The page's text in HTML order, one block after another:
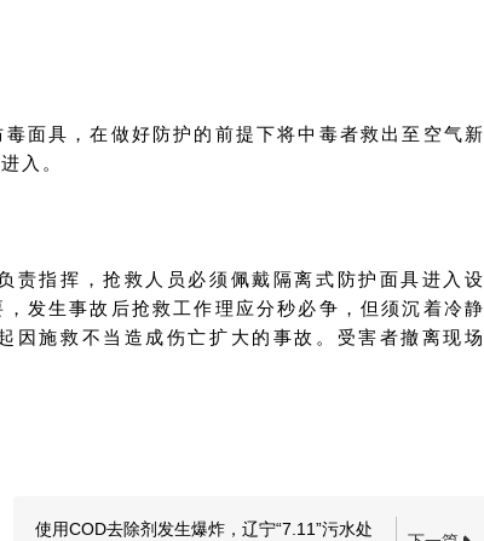
面具，在做好防护的前提下将中毒者救出至空气新
入。
责指挥，抢救人员必须佩戴隔离式防护面具进入设
发生事故后抢救工作理应分秒必争，但须沉着冷静
因施救不当造成伤亡扩大的事故。受害者撤离现场
使用COD去除剂发生爆炸，辽宁“7.11”污水处